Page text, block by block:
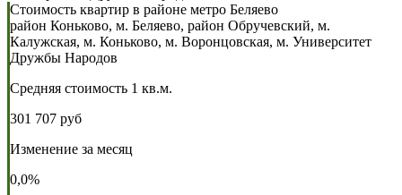
Стоимость квартир в районе метро Беляево
район Коньково, м. Беляево, район Обручевский, м.
Калужская, м. Коньково, м. Воронцовская, м. Университет
Дружбы Народов
Средняя стоимость 1 кв.м.
301 707 руб
Изменение за месяц
0,0%